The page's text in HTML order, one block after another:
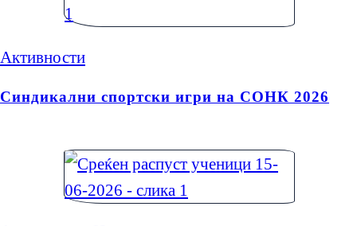
Активности
Синдикални спортски игри на СОНК 2026